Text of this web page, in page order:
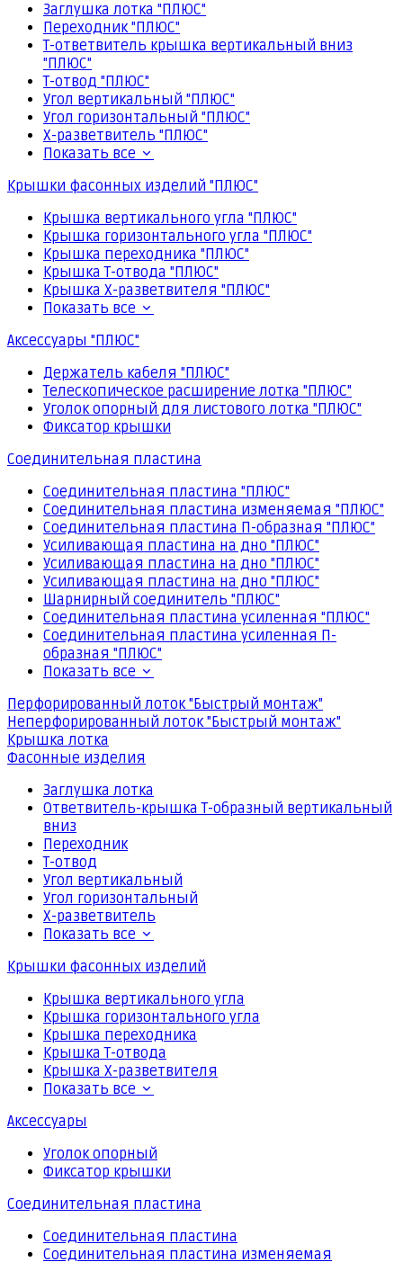
Заглушка лотка "ПЛЮС"
Переходник "ПЛЮС"
Т-ответвитель крышка вертикальный вниз
"ПЛЮС"
Т-отвод "ПЛЮС"
Угол вертикальный "ПЛЮС"
Угол горизонтальный "ПЛЮС"
Х-разветвитель "ПЛЮС"
Показать все
Крышки фасонных изделий "ПЛЮС"
Крышка вертикального угла "ПЛЮС"
Крышка горизонтального угла "ПЛЮС"
Крышка переходника "ПЛЮС"
Крышка Т-отвода "ПЛЮС"
Крышка Х-разветвителя "ПЛЮС"
Показать все
Аксессуары "ПЛЮС"
Держатель кабеля "ПЛЮС"
Телескопическое расширение лотка "ПЛЮС"
Уголок опорный для листового лотка "ПЛЮС"
Фиксатор крышки
Соединительная пластина
Соединительная пластина "ПЛЮС"
Соединительная пластина изменяемая "ПЛЮС"
Соединительная пластина П-образная "ПЛЮС"
Усиливающая пластина на дно "ПЛЮС"
Усиливающая пластина на дно "ПЛЮС"
Усиливающая пластина на дно "ПЛЮС"
Шарнирный соединитель "ПЛЮС"
Соединительная пластина усиленная "ПЛЮС"
Соединительная пластина усиленная П-
образная "ПЛЮС"
Показать все
Перфорированный лоток "Быстрый монтаж"
Неперфорированный лоток "Быстрый монтаж"
Крышка лотка
Фасонные изделия
Заглушка лотка
Ответвитель-крышка Т-образный вертикальный
вниз
Переходник
Т-отвод
Угол вертикальный
Угол горизонтальный
Х-разветвитель
Показать все
Крышки фасонных изделий
Крышка вертикального угла
Крышка горизонтального угла
Крышка переходника
Крышка Т-отвода
Крышка Х-разветвителя
Показать все
Аксессуары
Уголок опорный
Фиксатор крышки
Соединительная пластина
Соединительная пластина
Соединительная пластина изменяемая